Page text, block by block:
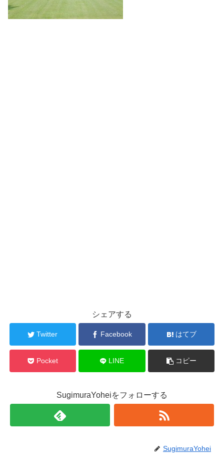
シェアする
Twitter Facebook はてブ
Pocket LINE コピー
SugimuraYoheiをフォローする
SugimuraYohei